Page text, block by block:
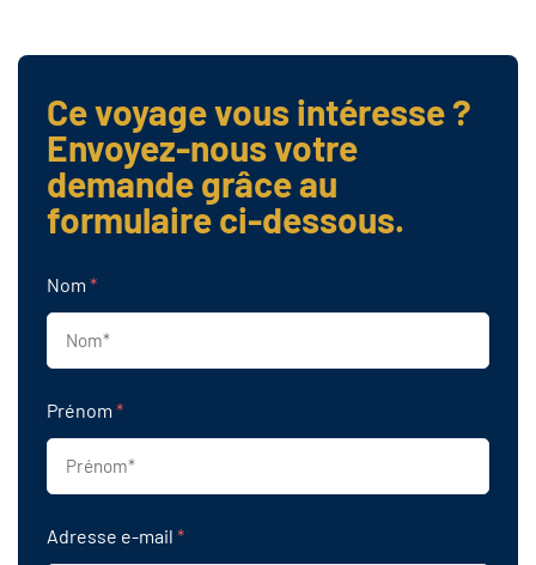
Ce voyage vous intéresse ?
Envoyez-nous votre
demande grâce au
formulaire ci-dessous.
Nom *
Prénom *
Adresse e-mail *